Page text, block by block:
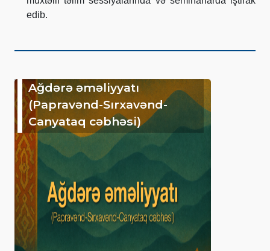
edib.
Ağdərə əməliyyatı
(Papravənd-Sırxavənd-
Canyataq cəbhəsi)